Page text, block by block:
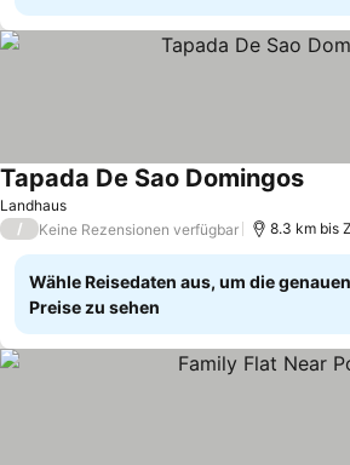
Landhaus
Tapada De Sao Domingos
/ Keine Rezensionen verfügbar 8.3 km bis
Wähle Reisedaten aus, um die genauen
Preise zu sehen